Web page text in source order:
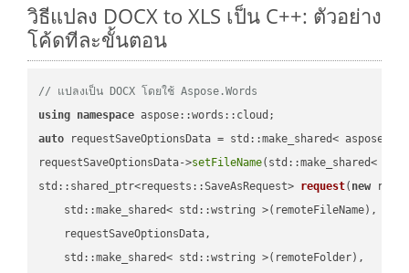
วิธีแปลง DOCX to XLS เป็น C++: ตัวอย่าง
โค้ดทีละขั้นตอน
// แปลงเป็น DOCX โดยใช้ Aspose.Words
using namespace
auto requestSaveOptionsData = std::make_shared<
requestSaveOptionsData->setFileName(std::make_shared<
std::shared_ptr<requests::SaveAsRequest> request( new
    std::make_shared< std::wstring >(remoteFileName),
    requestSaveOptionsData,
    std::make_shared< std::wstring >(remoteFolder),